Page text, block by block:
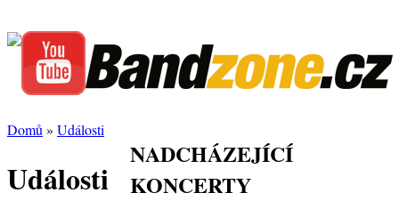
Domů » Události
Události
NADCHÁZEJÍCÍ
KONCERTY